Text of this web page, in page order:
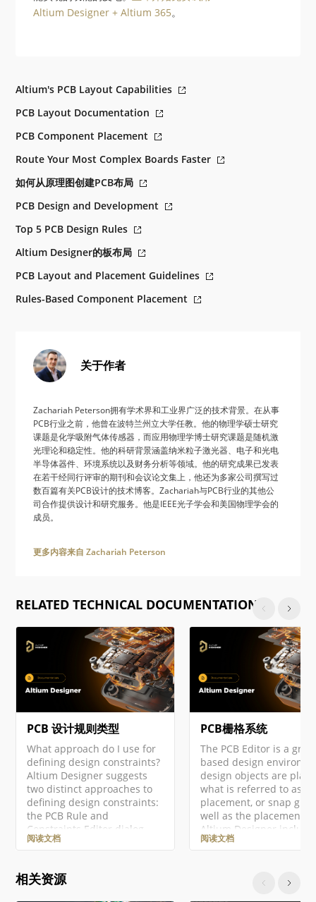
Altium Designer + Altium 365。
Altium's PCB Layout Capabilities
PCB Layout Documentation
PCB Component Placement
Route Your Most Complex Boards Faster
如何从原理图创建PCB布局
PCB Design and Development
Top 5 PCB Design Rules
Altium Designer的板布局
PCB Layout and Placement Guidelines
Rules-Based Component Placement
关于作者
Zachariah Peterson拥有学术界和工业界广泛的技术背景。在从事
PCB行业之前，他曾在波特兰州立大学任教。他的物理学硕士研究
课题是化学吸附气体传感器，而应用物理学博士研究课题是随机激
光理论和稳定性。他的科研背景涵盖纳米粒子激光器、电子和光电
半导体器件、环境系统以及财务分析等领域。他的研究成果已发表
在若干经同行评审的期刊和会议论文集上，他还为多家公司撰写过
数百篇有关PCB设计的技术博客。Zachariah与PCB行业的其他公
司合作提供设计和研究服务。他是IEEE光子学会和美国物理学会的
成员。
更多内容来自 Zachariah Peterson
RELATED TECHNICAL DOCUMENTATION
PCB 设计规则类型
What approach do I use for
defining design constraints?
Altium Designer suggests
two distinct approaches to
defining design constraints:
the PCB Rule and
Constraints Editor dialog
and the Constraint Manager.
available in a PCB design
project only if the Constraint
阅读文档
PCB栅格系统
The PCB Editor is a grid-
based design
design objects are
what is referred to as
placement, or snap
well as the placement
Altium Designer
number of additional
align design objects.
阅读文档
相关资源